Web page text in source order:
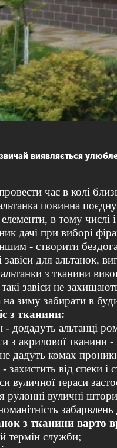
виявляється
час в колі
повинна
елементи, в тому числі
дачі при виборі
- створити
для альтанок,
з тканини
завіси не
на зиму забирати в
з тканини:
- додадуть альтанці
з акрилової тканини
не дадуть комах
- захистить від спеки
вуличної тераси
рулонні вуличні
з тканини варто
термін служби;